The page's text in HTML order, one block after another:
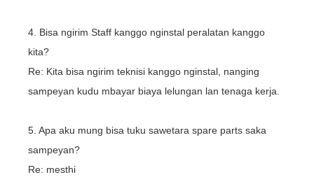
4. Bisa ngirim Staff kanggo nginstal peralatan kanggo
kita?
Re: Kita bisa ngirim teknisi kanggo nginstal, nanging
sampeyan kudu mbayar biaya lelungan lan tenaga kerja.
5. Apa aku mung bisa tuku sawetara spare parts saka
sampeyan?
Re: mesthi